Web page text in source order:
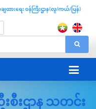
စီးဌာန သတင်း